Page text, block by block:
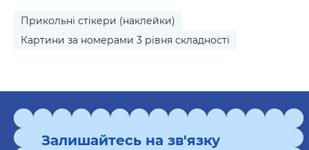
Прикольні стікери (наклейки)
Картини за номерами 3 рівня складності
Залишайтесь на зв'язку